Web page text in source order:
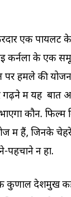
एक पायलट
कर्नलों के एक
हमले की
गढ़ने में यह बात
कौन. फिल्म
में हैं, जिनके
पहचाने न हों.
कुणाल देशमुख